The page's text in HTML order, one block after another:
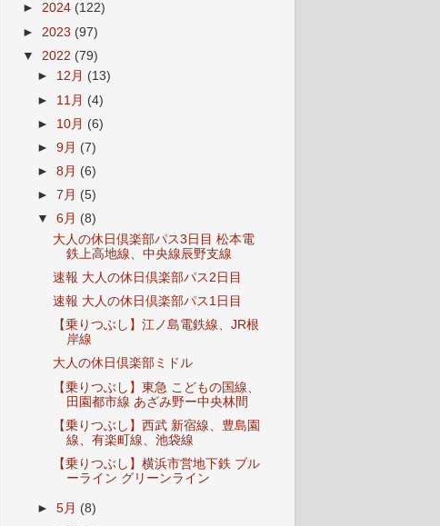
► 2024 (122)
► 2023 (97)
▼ 2022 (79)
► 12月 (13)
► 11月 (4)
► 10月 (6)
►9月 (7)
►8月 (6)
►7月 (5)
▼6月 (8)
大人の休日倶楽部パス3日目 松本電
鉄上高地線、中央線辰野支線
速報 大人の休日倶楽部パス2日目
速報 大人の休日倶楽部パス1日目
【乗りつぶし】江ノ島電鉄線、JR根
岸線
大人の休日倶楽部ミドル
【乗りつぶし】東急 こどもの国線、
田園都市線 あざみ野ー中央林間
【乗りつぶし】西武 新宿線、豊島園
線、有楽町線、池袋線
【乗りつぶし】横浜市営地下鉄 ブル
ーライン グリーンライン
►5月 (8)